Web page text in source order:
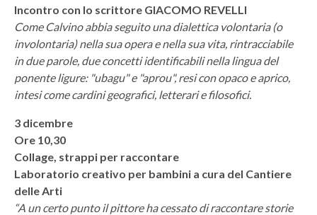
Incontro con lo scrittore GIACOMO REVELLI
Come Calvino abbia seguito una dialettica volontaria (o
involontaria) nella sua opera e nella sua vita, rintracciabile
in due parole, due concetti identificabili nella lingua del
ponente ligure: "ubagu" e "aprou", resi con opaco e aprico,
intesi come cardini geografici, letterari e filosofici.
3 dicembre
Ore 10,30
Collage, strappi per raccontare
Laboratorio creativo per bambini a cura del Cantiere
delle Arti
“A un certo punto il pittore ha cessato di raccontare storie